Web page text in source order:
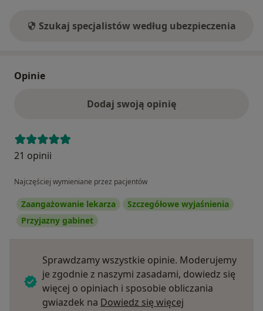
Szukaj specjalistów według ubezpieczenia
Opinie
Dodaj swoją opinię
21 opinii
Najczęściej wymieniane przez pacjentów
Zaangażowanie lekarza
Szczegółowe wyjaśnienia
Przyjazny gabinet
Sprawdzamy wszystkie opinie. Moderujemy
je zgodnie z naszymi zasadami, dowiedz się
więcej o opiniach i sposobie obliczania
gwiazdek na Dowiedz się więcej